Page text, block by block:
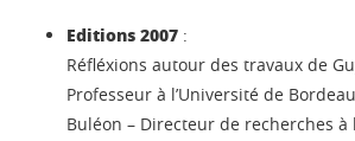
Editions 2007 :
Réfléxions autour des travaux de
Professeur à l’Université de
Buléon – Directeur de recherches à